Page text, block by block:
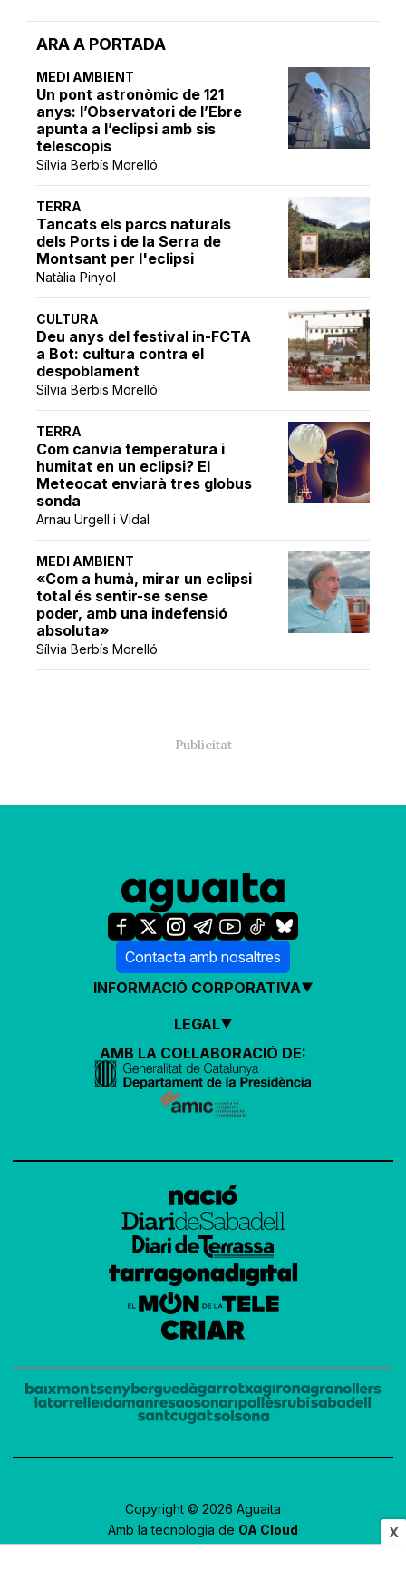
X
ARA A PORTADA
MEDI AMBIENT
Un pont astronòmic de 121
anys: l’Observatori de l’Ebre
apunta a l’eclipsi amb sis
telescopis
Sílvia Berbís Morelló
TERRA
Tancats els parcs naturals
dels Ports i de la Serra de
Montsant per l'eclipsi
Natàlia Pinyol
CULTURA
Deu anys del festival in-FCTA
a Bot: cultura contra el
despoblament
Sílvia Berbís Morelló
TERRA
Com canvia temperatura i
humitat en un eclipsi? El
Meteocat enviarà tres globus
sonda
Arnau Urgell i Vidal
MEDI AMBIENT
«Com a humà, mirar un eclipsi
total és sentir-se sense
poder, amb una indefensió
absoluta»
Sílvia Berbís Morelló
Contacta amb nosaltres
INFORMACIÓ CORPORATIVA
LEGAL
AMB LA COL·LABORACIÓ DE:
Copyright © 2026 Aguaita
Amb la tecnologia de OA Cloud